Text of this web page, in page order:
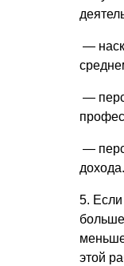
—
—
—
дохода.
5.
этой